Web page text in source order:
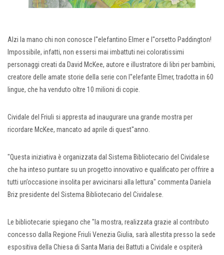
Alzi la mano chi non conosce l''elefantino Elmer e l''orsetto Paddington!
Impossibile, infatti, non essersi mai imbattuti nei coloratissimi
personaggi creati da David McKee, autore e illustratore di libri per bambini,
creatore delle amate storie della serie con l''elefante Elmer, tradotta in 60
lingue, che ha venduto oltre 10 milioni di copie.
Cividale del Friuli si appresta ad inaugurare una grande mostra per
ricordare McKee, mancato ad aprile di quest''anno.
"Questa iniziativa è organizzata dal Sistema Bibliotecario del Cividalese
che ha inteso puntare su un progetto innovativo e qualificato per offrire a
tutti un’occasione insolita per avvicinarsi alla lettura" commenta Daniela
Briz presidente del Sistema Bibliotecario del Cividalese.
Le bibliotecarie spiegano che "la mostra, realizzata grazie al contributo
concesso dalla Regione Friuli Venezia Giulia, sarà allestita presso la sede
espositiva della Chiesa di Santa Maria dei Battuti a Cividale e ospiterà